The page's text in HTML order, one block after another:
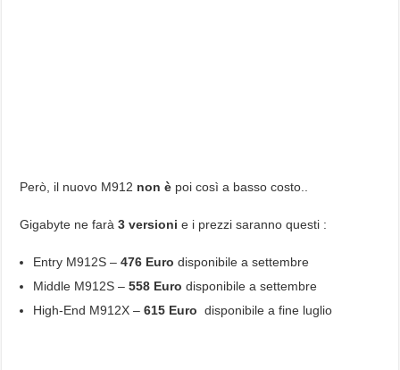
Però, il nuovo M912 non è poi così a basso costo..
Gigabyte ne farà3 versioni e i prezzi saranno questi :
Entry M912S –476 Euro disponibile a settembre
Middle M912S –558 Euro disponibile a settembre
High-End M912X –615 Euro disponibile a fine luglio